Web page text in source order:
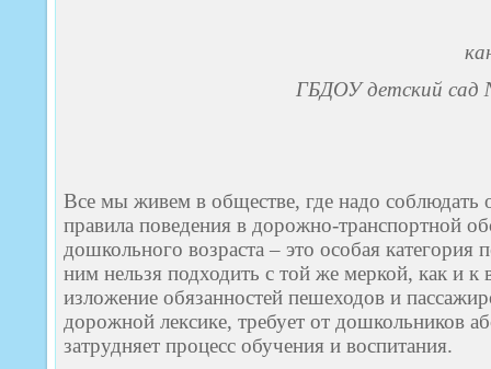
ГБДОУ детский сад
Все мы живем в обществе, где надо соблюдать
правила поведения в дорожно-транспортной
дошкольного возраста – это особая
ним нельзя подходить с той же меркой, как и
изложение обязанностей пешеходов и
дорожной лексике, требует от дошкольников
затрудняет процесс обучения и воспитания.